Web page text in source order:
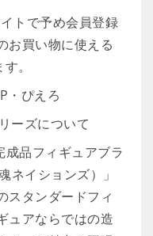
トで予め会員登録
お買い物に使える
。
・ぴえろ
ーズについて
成品フィギュアブラ
ネイションズ）」
スタンダードフィ
ュアならではの造